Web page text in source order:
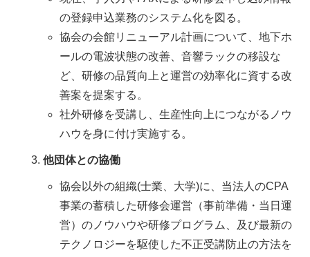
の登録申込業務のシステム化を図る。
協会の会館リニューアル計画について、地下ホ
ールの電波状態の改善、音響ラックの移設な
ど、研修の品質向上と運営の効率化に資する改
善案を提案する。
社外研修を受講し、生産性向上につながるノウ
ハウを身に付け実施する。
他団体との協働
協会以外の組織(士業、大学)に、当法人のCPA
事業の蓄積した研修会運営（事前準備・当日運
営）のノウハウや研修プログラム、及び最新の
テクノロジーを駆使した不正受講防止の方法を